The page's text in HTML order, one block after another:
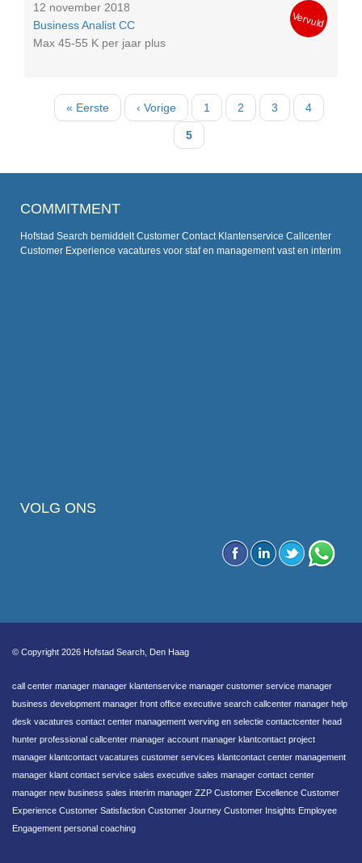
Vervuld
12 november 2018
Business Analist CC
Max 45-55 K per jaar plus
PaginatieEerste
pagina
« Eerste
Vorige
pagina
‹ Vorige Pagina
1 Pagina
2 Pagina
3 Pagina
4
Huidige
pagina
5
COMMITMENT
Hofstad Search bemiddelt Customer Contact Klantenservice Callcenter
Customer Experience vacatures voor staf en management vast en interim
VOLG ONS
© Copyright 2026 Hofstad Search, Den Haag
call center manager manager klantenservice manager customer service manager
business development manager front office executive search callcenter manager help
desk vacatures contact center management werving en selectie contactcenter head
hunter professional callcenter manager account manager klantcontact project
manager klantcontact vacatures customer services klantcontact center management
manager klant contact service sales executive sales manager contact center
manager new business sales interim manager ZZP Customer Excellence Customer
Experience Customer Satisfaction Customer Journey Customer Insights Employee
Engagement personal coaching